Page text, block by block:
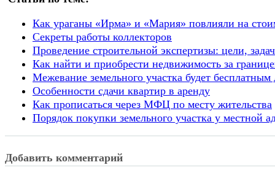
Как ураганы «Ирма» и «Мария» повлияли на
Секреты работы коллекторов
Проведение строительной экспертизы: цели,
Как найти и приобрести недвижимость за
Межевание земельного участка будет
Особенности сдачи квартир в аренду
Как прописаться через МФЦ по месту жительства
Порядок покупки земельного участка у местной
Добавить комментарий